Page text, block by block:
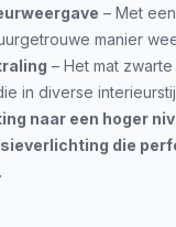
– Met een
manier
– Het mat
in diverse
naar een hoger
die